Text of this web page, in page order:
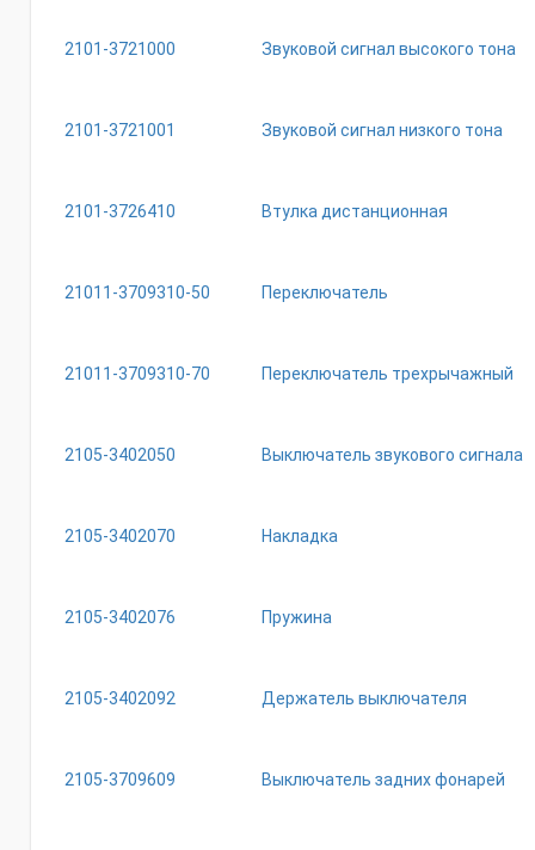
2101-3721000 Звуковой сигнал высокого тона
2101-3721001 Звуковой сигнал низкого тона
2101-3726410 Втулка дистанционная
21011-3709310-50 Переключатель
21011-3709310-70 Переключатель трехрычажный
2105-3402050 Выключатель звукового сигнала
2105-3402070 Накладка
2105-3402076 Пружина
2105-3402092 Держатель выключателя
2105-3709609 Выключатель задних фонарей